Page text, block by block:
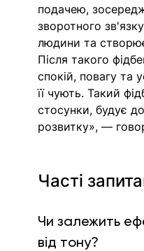
подачею,
зворотного
людини та
Після такого
спокій, повагу та
її чують. Такий
стосунки, будує
розвитку», —
Часті
Чи залежить
від тону?